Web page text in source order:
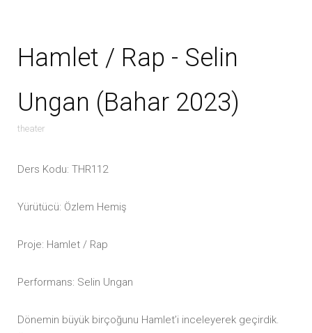
Hamlet / Rap - Selin
Ungan (Bahar 2023)
theater
Ders Kodu: THR112
Yürütücü: Özlem Hemiş
Proje: Hamlet / Rap
Performans: Selin Ungan
Dönemin büyük birçoğunu Hamlet’i inceleyerek geçirdik.